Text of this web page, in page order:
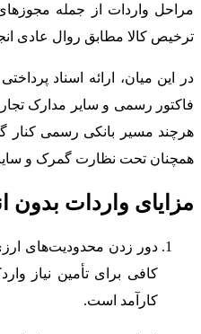
مراحل واردات از جمله
ترخیص کالا مطابق روال عادی
در این میان، ارائه اسناد
فاکتور رسمی و سایر مدارک
هرچند مسیر بانکی رسمی کنار
همچنان تحت نظارت گمرک و سایر
مزایای واردات بدون
دور زدن محدودیت‌های
کافی برای تأمین نیاز
کارآمد است.